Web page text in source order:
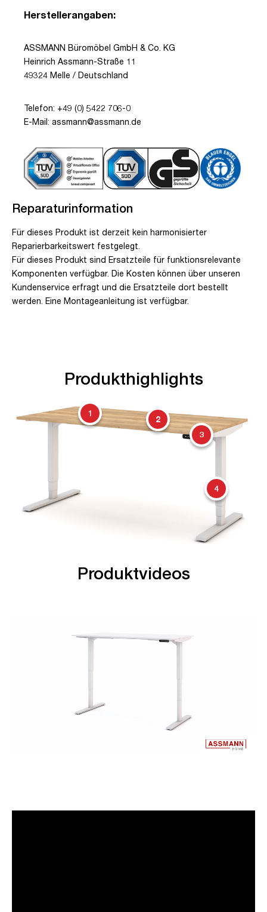
Herstellerangaben:
ASSMANN Büromöbel GmbH & Co. KG
Heinrich Assmann-Straße 11
49324 Melle / Deutschland
Telefon: +49 (0) 5422 706-0
E-Mail: assmann@assmann.de
Reparaturinformation
Für dieses Produkt ist derzeit kein harmonisierter
Reparierbarkeitswert festgelegt.
Für dieses Produkt sind Ersatzteile für funktionsrelevante
Komponenten verfügbar. Die Kosten können über unseren
Kundenservice erfragt und die Ersatzteile dort bestellt
werden. Eine Montageanleitung ist verfügbar.
Produkthighlights
1
2
3
4
Produktvideos